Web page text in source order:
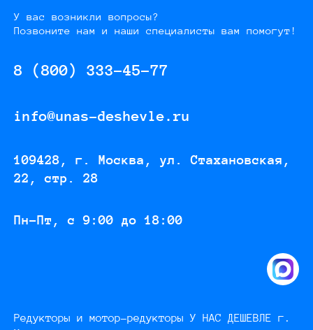
У вас возникли вопросы?
Позвоните нам и наши специалисты вам помогут!
8 (800) 333-45-77
info@unas-deshevle.ru
109428, г. Москва, ул. Стахановская,
22, стр. 28
Пн-Пт, с 9:00 до 18:00
Редукторы и мотор-редукторы У НАС ДЕШЕВЛЕ г.